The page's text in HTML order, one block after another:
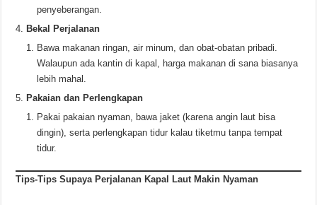
penyeberangan.
Bekal Perjalanan
Bawa makanan ringan, air minum, dan obat-obatan pribadi.
Walaupun ada kantin di kapal, harga makanan di sana biasanya
lebih mahal.
Pakaian dan Perlengkapan
Pakai pakaian nyaman, bawa jaket (karena angin laut bisa
dingin), serta perlengkapan tidur kalau tiketmu tanpa tempat
tidur.
Tips-Tips Supaya Perjalanan Kapal Laut Makin Nyaman